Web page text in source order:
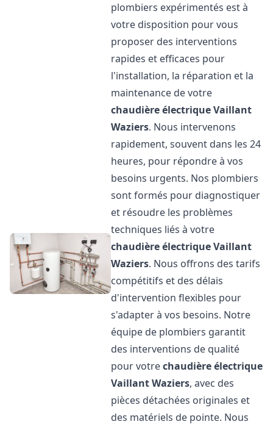
plombiers expérimentés est à
votre disposition pour vous
proposer des interventions
rapides et efficaces pour
l'installation, la réparation et la
maintenance de votre
chaudière électrique Vaillant
Waziers. Nous intervenons
rapidement, souvent dans les 24
heures, pour répondre à vos
besoins urgents. Nos plombiers
sont formés pour diagnostiquer
et résoudre les problèmes
techniques liés à votre
chaudière électrique Vaillant
Waziers. Nous offrons des tarifs
compétitifs et des délais
d'intervention flexibles pour
s'adapter à vos besoins. Notre
équipe de plombiers garantit
des interventions de qualité
pour votrechaudière électrique
VaillantWaziers, avec des
pièces détachées originales et
des matériels de pointe. Nous